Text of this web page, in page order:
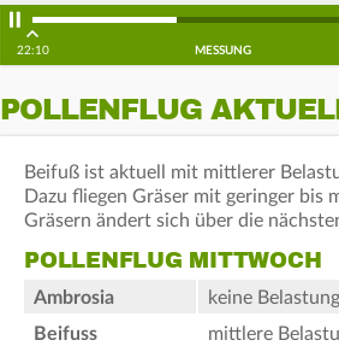
22:10 MESSUNG
POLLENFLUG
Beifuß ist aktuell mit mittlerer
Dazu fliegen Gräser mit geringer bis
Gräsern ändert sich über die
POLLENFLUG MITTWOCH
Ambrosia
keine Belastung
Beifuss
mittlere